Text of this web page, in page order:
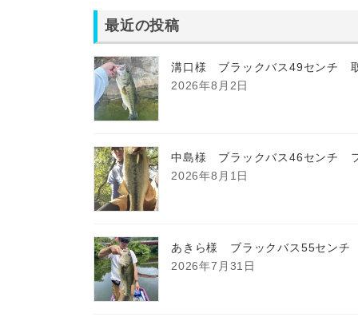
最近の投稿
溝口様 ブラックバス49センチ
2026年8月2日
中島様 ブラックバス46センチ
2026年8月1日
あきら様 ブラックバス55セン
2026年7月31日